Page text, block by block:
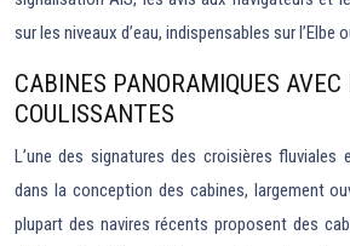
sur les niveaux d’eau, indispensables sur l’Elbe
CABINES PANORAMIQUES
COULISSANTES
L’une des signatures des croisières fluviales
dans la conception des cabines, largement
plupart des navires récents proposent des